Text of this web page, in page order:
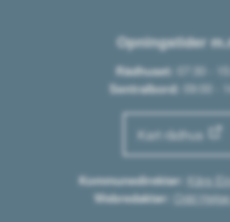
Opningstider
Rådhuset: 07:30 -
Sentralbord: 09:00 -
Kart rådhus
Kommunedirektør: Kåre
Webredaktør: Odd